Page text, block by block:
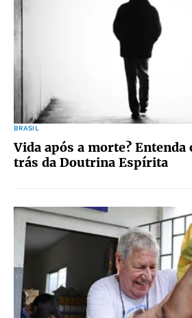
BRASIL
Vida após a morte?
trás da Doutrina Espírita